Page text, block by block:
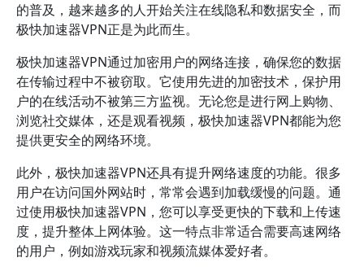
的普及，越来越多的人开始关注在线隐私和数据安全，而
极快加速器VPN正是为此而生。
极快加速器VPN通过加密用户的网络连接，确保您的数据
在传输过程中不被窃取。它使用先进的加密技术，保护用
户的在线活动不被第三方监视。无论您是进行网上购物、
浏览社交媒体，还是观看视频，极快加速器VPN都能为您
提供更安全的网络环境。
此外，极快加速器VPN还具有提升网络速度的功能。很多
用户在访问国外网站时，常常会遇到加载缓慢的问题。通
过使用极快加速器VPN，您可以享受更快的下载和上传速
度，提升整体上网体验。这一特点非常适合需要高速网络
的用户，例如游戏玩家和视频流媒体爱好者。